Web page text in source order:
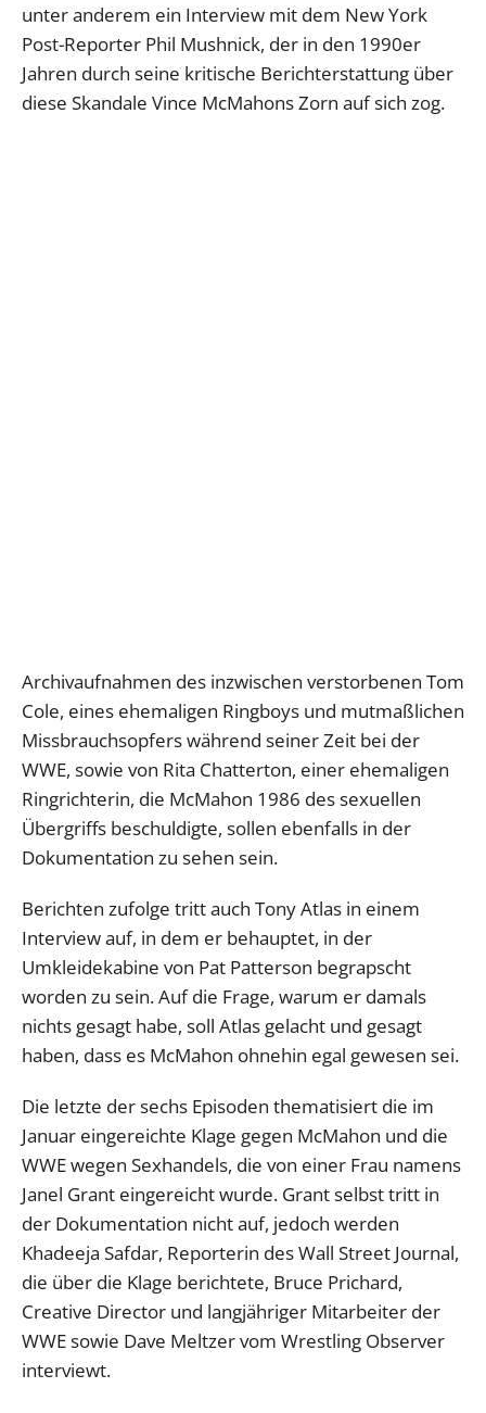
unter anderem ein Interview mit dem New York
Post-Reporter Phil Mushnick, der in den 1990er
Jahren durch seine kritische Berichterstattung über
diese Skandale Vince McMahons Zorn auf sich zog.
Archivaufnahmen des inzwischen verstorbenen Tom
Cole, eines ehemaligen Ringboys und mutmaßlichen
Missbrauchsopfers während seiner Zeit bei der
WWE, sowie von Rita Chatterton, einer ehemaligen
Ringrichterin, die McMahon 1986 des sexuellen
Übergriffs beschuldigte, sollen ebenfalls in der
Dokumentation zu sehen sein.
Berichten zufolge tritt auch Tony Atlas in einem
Interview auf, in dem er behauptet, in der
Umkleidekabine von Pat Patterson begrapscht
worden zu sein. Auf die Frage, warum er damals
nichts gesagt habe, soll Atlas gelacht und gesagt
haben, dass es McMahon ohnehin egal gewesen sei.
Die letzte der sechs Episoden thematisiert die im
Januar eingereichte Klage gegen McMahon und die
WWE wegen Sexhandels, die von einer Frau namens
Janel Grant eingereicht wurde. Grant selbst tritt in
der Dokumentation nicht auf, jedoch werden
Khadeeja Safdar, Reporterin des Wall Street Journal,
die über die Klage berichtete, Bruce Prichard,
Creative Director und langjähriger Mitarbeiter der
WWE sowie Dave Meltzer vom Wrestling Observer
interviewt.